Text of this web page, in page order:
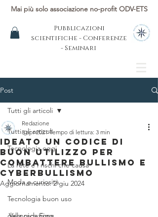
Mai più solo associazione no-profit ODV-ETS
Pubblicazioni
scientifiche - Conferenze
- Seminari
Post
Tutti gli articoli
Tecnologia oggi
La rete e i rischi che causa
Moda e curiosità
Tecnologia buon uso
Tutti gli articoli
ideato un codice di
buon utilizzo per
combattere bullismo e
cyberbullismo
Redazione
8 apr 2021 Tempo di lettura: 3 min
Aggiornamento:2 giu 2024